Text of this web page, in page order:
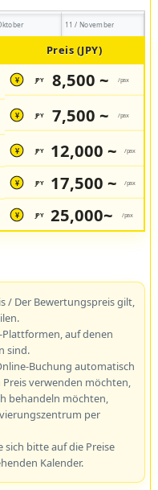
11 / November
Preis (JPY)
¥ JPY 8,500 ~ /pax
¥ JPY 7,500 ~ /pax
¥ JPY 12,000 ~ /pax
¥ JPY 17,500 ~ /pax
¥ JPY 25,000~ /pax
/ Der Bewertungspreis gilt,
auf denen
sind.
Buchung automatisch
verwenden möchten,
behandeln möchten,
per
sich bitte auf die Preise
Kalender.